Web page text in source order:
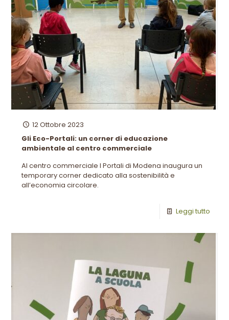
12 Ottobre 2023
Gli Eco-Portali: un corner di educazione
ambientale al centro commerciale
Al centro commerciale I Portali di Modena inaugura un
temporary corner dedicato alla sostenibilità e
all’economia circolare.
Leggi tutto